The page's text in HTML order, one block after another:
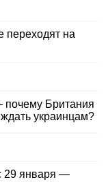
на
почему Британия
ждать украинцам?
29 января —